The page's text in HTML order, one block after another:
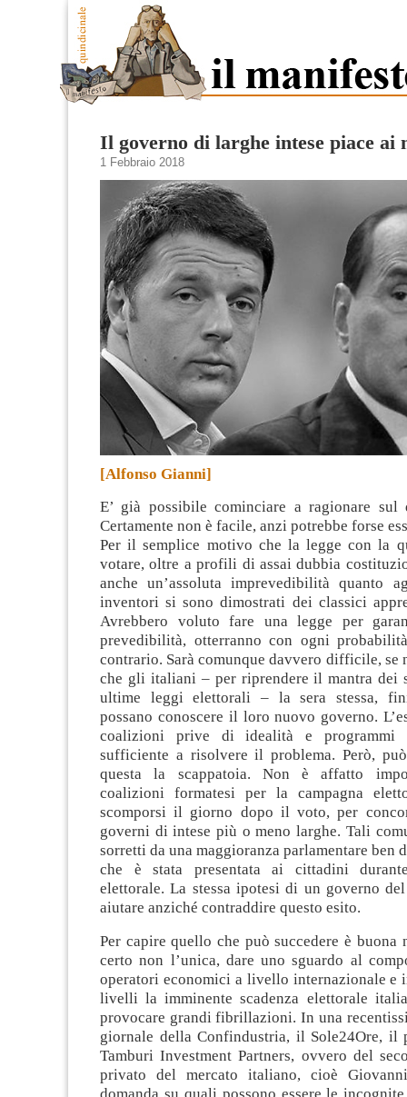
Il governo di larghe intese piace ai
1 Febbraio 2018
[Alfonso Gianni]
E’ già possibile cominciare a ragionare sul
Certamente non è facile, anzi potrebbe forse
Per il semplice motivo che la legge con la
votare, oltre a profili di assai dubbia
anche un’assoluta imprevedibilità quanto
inventori si sono dimostrati dei classici
Avrebbero voluto fare una legge per
prevedibilità, otterranno con ogni
contrario. Sarà comunque davvero difficile, se
che gli italiani – per riprendere il mantra dei
ultime leggi elettorali – la sera stessa,
possano conoscere il loro nuovo governo.
coalizioni prive di idealità e
sufficiente a risolvere il problema. Però,
questa la scappatoia. Non è affatto
coalizioni formatesi per la campagna
scomporsi il giorno dopo il voto, per
governi di intese più o meno larghe. Tali
sorretti da una maggioranza parlamentare ben
che è stata presentata ai cittadini
elettorale. La stessa ipotesi di un governo
aiutare anziché contraddire questo esito.
Per capire quello che può succedere è buona
certo non l’unica, dare uno sguardo al
operatori economici a livello internazionale e
livelli la imminente scadenza elettorale
provocare grandi fibrillazioni. In una
giornale della Confindustria, il Sole24Ore, il
Tamburi Investment Partners, ovvero del
privato del mercato italiano, cioè